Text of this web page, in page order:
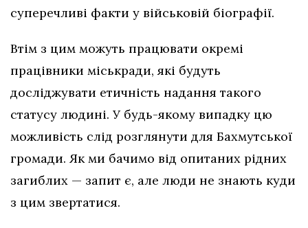
суперечливі факти у військовій біографії.
Втім з цим можуть працювати окремі
працівники міськради, які будуть
досліджувати етичність надання такого
статусу людині. У будь-якому випадку цю
можливість слід розглянути для Бахмутської
громади. Як ми бачимо від опитаних рідних
загиблих — запит є, але люди не знають куди
з цим звертатися.